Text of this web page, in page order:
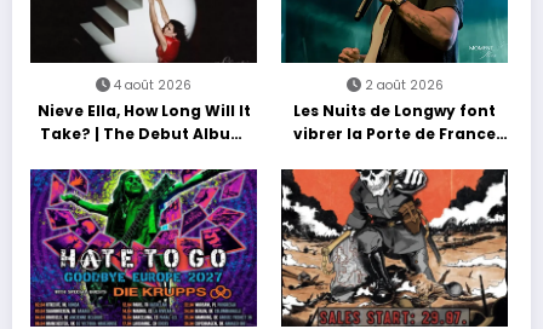
4 août 2026
Nieve Ella, How Long Will It
Take? | The Debut Album
2 août 2026
Les Nuits de Longwy font
vibrer la Porte de France
découvertes et énergie
reggae